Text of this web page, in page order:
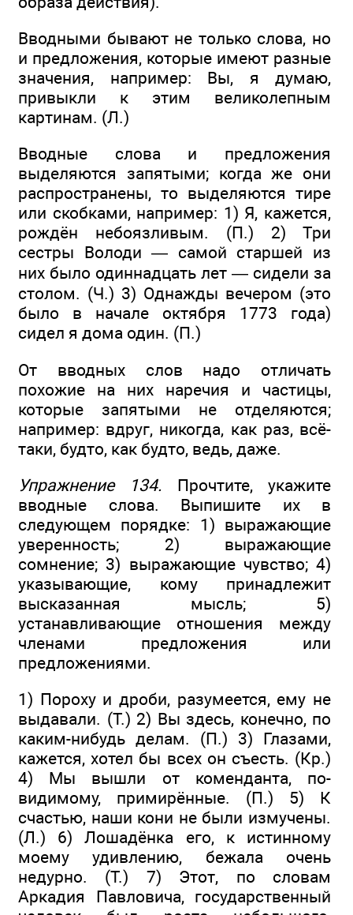
Вводными бывают не только слова, но
и предложения, которые имеют разные
значения, например: Вы, я думаю,
привыкли к этим великолепным
картинам. (Л.)
Вводные слова и предложения
выделяются запятыми; когда же они
распространены, то выделяются тире
или скобками, например: 1) Я, кажется,
рождён небоязливым. (П.) 2) Три
сестры Володи — самой старшей из
них было одиннадцать лет — сидели за
столом. (Ч.) 3) Однажды вечером (это
было в начале октября 1773 года)
сидел я дома один. (П.)
От вводных слов надо отличать
похожие на них наречия и частицы,
которые запятыми не отделяются;
например: вдруг, никогда, как раз, всё-
таки, будто, как будто, ведь, даже.
Упражнение 134. Прочтите, укажите
вводные слова. Выпишите их в
следующем порядке: 1) выражающие
уверенность; 2) выражающие
сомнение; 3) выражающие чувство; 4)
указывающие, кому принадлежит
высказанная мысль; 5)
устанавливающие отношения между
членами предложения или
предложениями.
1) Пороху и дроби, разумеется, ему не
выдавали. (Т.) 2) Вы здесь, конечно, по
каким-нибудь делам. (П.) 3) Глазами,
кажется, хотел бы всех он съесть. (Кр.)
4) Мы вышли от коменданта, по-
видимому, примирённые. (П.) 5) К
счастью, наши кони не были измучены.
(Л.) 6) Лошадёнка его, к истинному
моему удивлению, бежала очень
недурно. (Т.) 7) Этот, по словам
Аркадия Павловича, государственный